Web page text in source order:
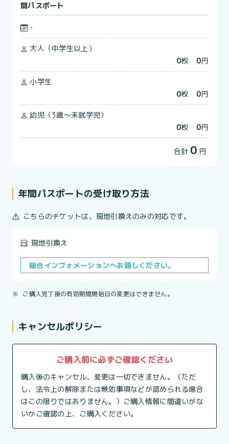
間パスポート
-
大人（中学生以上）
0枚 0円
小学生
0枚 0円
幼児（3歳～未就学児）
0枚 0円
合計 0 円
年間パスポートの受け取り方法
こちらのチケットは、現地引換えのみの対応です。
現地引換え
総合インフォメーションへお越しください。
※ ご購入完了後の有効期間開始日の変更はできません。
キャンセルポリシー
ご購入前に必ずご確認ください
購入後のキャンセル、変更は一切できません。（ただ
し、法令上の解除または無効事項などが認められる場合
はこの限りではありません。）ご購入情報に間違いがな
いかご確認の上、ご購入ください。